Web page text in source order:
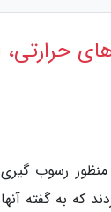
رسوب
که به گفته